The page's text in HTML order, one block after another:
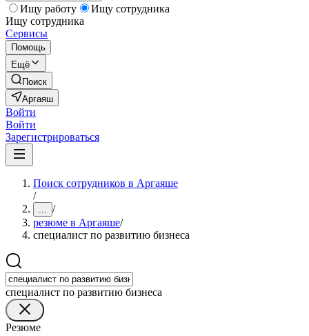
Ищу работу
Ищу сотрудника
Ищу сотрудника
Сервисы
Помощь
Ещё
Поиск
Аргаяш
Войти
Войти
Зарегистрироваться
Поиск сотрудников в Аргаяше
/
... /
резюме в Аргаяше/
специалист по развитию бизнеса
специалист по развитию бизнеса
Резюме